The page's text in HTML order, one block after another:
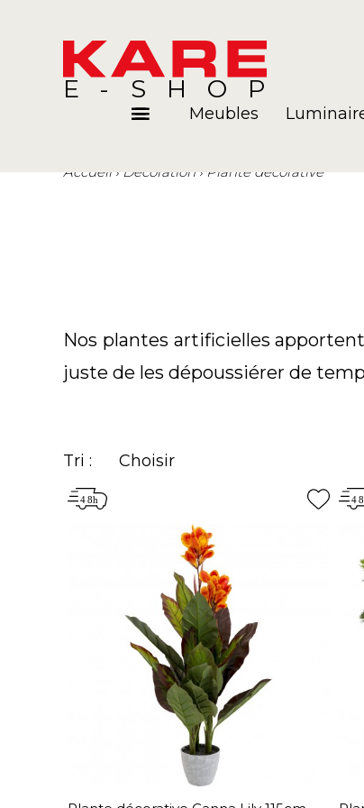
E-SHOP
Meubles
Accueil Décoration Plante décorative
Nos plantes artificielles
juste de les dépoussiérer de
Tri : Choisir